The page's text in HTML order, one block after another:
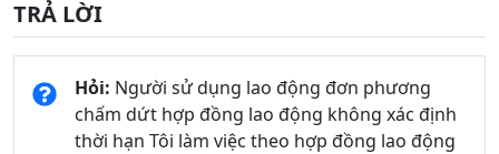
TRẢ LỜI
Hỏi: Người sử dụng lao động đơn phương
chấm dứt hợp đồng lao động không xác định
thời hạn Tôi làm việc theo hợp đồng lao động